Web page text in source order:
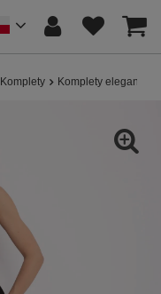
Komplety Komplety eleganckie